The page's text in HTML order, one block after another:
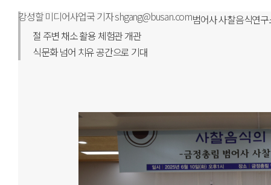
강성할 미디어사업국 기자 shgang@busan.com범어사 사찰음식연
절 주변 채소 활용 체험관 개관
식문화 넘어 치유 공간으로 기대